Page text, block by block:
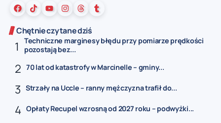
Chętnie czytane dziś
Techniczne marginesy błędu przy pomiarze prędkości
pozostają bez...
70 lat od katastrofy w Marcinelle – gminy...
Strzały na Uccle – ranny mężczyzna trafił do...
Opłaty Recupel wzrosną od 2027 roku – podwyżki...